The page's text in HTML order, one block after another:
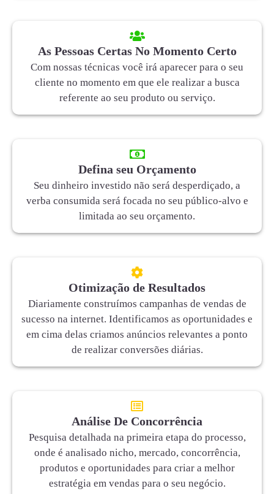
As Pessoas Certas No Momento Certo
Com nossas técnicas você irá aparecer para o seu
cliente no momento em que ele realizar a busca
referente ao seu produto ou serviço.
Defina seu Orçamento
Seu dinheiro investido não será desperdiçado, a
verba consumida será focada no seu público-alvo e
limitada ao seu orçamento.
Otimização de Resultados
Diariamente construímos campanhas de vendas de
sucesso na internet. Identificamos as oportunidades e
em cima delas criamos anúncios relevantes a ponto
de realizar conversões diárias.
Análise De Concorrência
Pesquisa detalhada na primeira etapa do processo,
onde é analisado nicho, mercado, concorrência,
produtos e oportunidades para criar a melhor
estratégia em vendas para o seu negócio.